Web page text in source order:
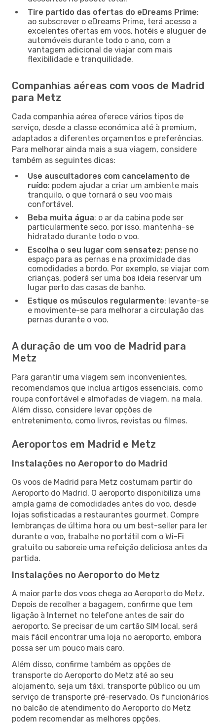
Tire partido das ofertas do eDreams Prime:
ao subscrever o eDreams Prime, terá acesso a
excelentes ofertas em voos, hotéis e aluguer de
automóveis durante todo o ano, com a
vantagem adicional de viajar com mais
flexibilidade e tranquilidade.
Companhias aéreas com voos de Madrid
para Metz
Cada companhia aérea oferece vários tipos de
serviço, desde a classe económica até à premium,
adaptados a diferentes orçamentos e preferências.
Para melhorar ainda mais a sua viagem, considere
também as seguintes dicas:
Use auscultadores com cancelamento de
ruído: podem ajudar a criar um ambiente mais
tranquilo, o que tornará o seu voo mais
confortável.
Beba muita água: o ar da cabina pode ser
particularmente seco, por isso, mantenha-se
hidratado durante todo o voo.
Escolha o seu lugar com sensatez: pense no
espaço para as pernas e na proximidade das
comodidades a bordo. Por exemplo, se viajar com
crianças, poderá ser uma boa ideia reservar um
lugar perto das casas de banho.
Estique os músculos regularmente: levante-se
e movimente-se para melhorar a circulação das
pernas durante o voo.
A duração de um voo de Madrid para
Metz
Para garantir uma viagem sem inconvenientes,
recomendamos que inclua artigos essenciais, como
roupa confortável e almofadas de viagem, na mala.
Além disso, considere levar opções de
entretenimento, como livros, revistas ou filmes.
Aeroportos em Madrid e Metz
Instalações no Aeroporto do Madrid
Os voos de Madrid para Metz costumam partir do
Aeroporto do Madrid. O aeroporto disponibiliza uma
ampla gama de comodidades antes do voo, desde
lojas sofisticadas a restaurantes gourmet. Compre
lembranças de última hora ou um best-seller para ler
durante o voo, trabalhe no portátil com o Wi-Fi
gratuito ou saboreie uma refeição deliciosa antes da
partida.
Instalações no Aeroporto do Metz
A maior parte dos voos chega ao Aeroporto do Metz.
Depois de recolher a bagagem, confirme que tem
ligação à Internet no telefone antes de sair do
aeroporto. Se precisar de um cartão SIM local, será
mais fácil encontrar uma loja no aeroporto, embora
possa ser um pouco mais caro.
Além disso, confirme também as opções de
transporte do Aeroporto do Metz até ao seu
alojamento, seja um táxi, transporte público ou um
serviço de transporte pré-reservado. Os funcionários
no balcão de atendimento do Aeroporto do Metz
podem recomendar as melhores opções.